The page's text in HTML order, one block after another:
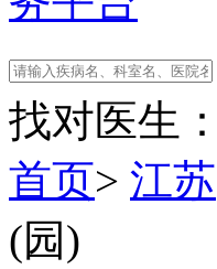
找对医生：
首页> 江苏
(园)